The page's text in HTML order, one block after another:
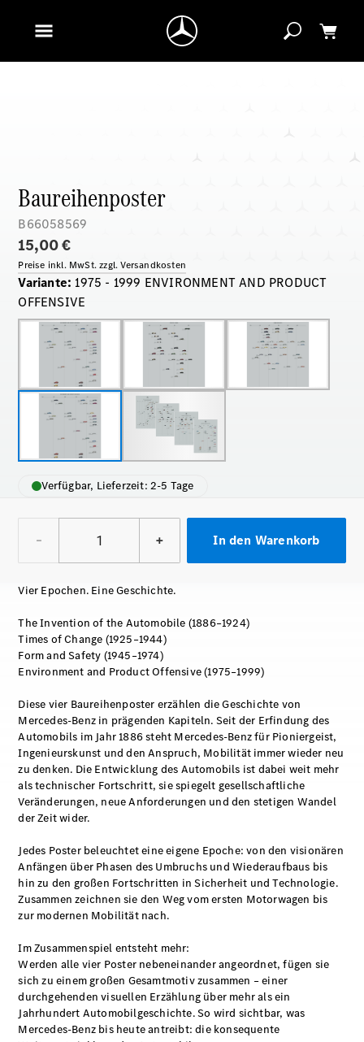
Baureihenposter
B66058569
15,00 €
Preise inkl. MwSt. zzgl. Versandkosten
Variante: 1975 - 1999 ENVIRONMENT AND PRODUCT
OFFENSIVE
Verfügbar, Lieferzeit: 2-5 Tage
– + In den Warenkorb
Vier Epochen. Eine Geschichte.
The Invention of the Automobile (1886–1924)
Times of Change (1925–1944)
Form and Safety (1945–1974)
Environment and Product Offensive (1975–1999)
Diese vier Baureihenposter erzählen die Geschichte von
Mercedes‑Benz in prägenden Kapiteln. Seit der Erfindung des
Automobils im Jahr 1886 steht Mercedes‑Benz für Pioniergeist,
Ingenieurskunst und den Anspruch, Mobilität immer wieder neu
zu denken. Die Entwicklung des Automobils ist dabei weit mehr
als technischer Fortschritt, sie spiegelt gesellschaftliche
Veränderungen, neue Anforderungen und den stetigen Wandel
der Zeit wider.
Jedes Poster beleuchtet eine eigene Epoche: von den visionären
Anfängen über Phasen des Umbruchs und Wiederaufbaus bis
hin zu den großen Fortschritten in Sicherheit und Technologie.
Zusammen zeichnen sie den Weg vom ersten Motorwagen bis
zur modernen Mobilität nach.
Im Zusammenspiel entsteht mehr:
Werden alle vier Poster nebeneinander angeordnet, fügen sie
sich zu einem großen Gesamtmotiv zusammen – einer
durchgehenden visuellen Erzählung über mehr als ein
Jahrhundert Automobilgeschichte. So wird sichtbar, was
Mercedes‑Benz bis heute antreibt: die konsequente